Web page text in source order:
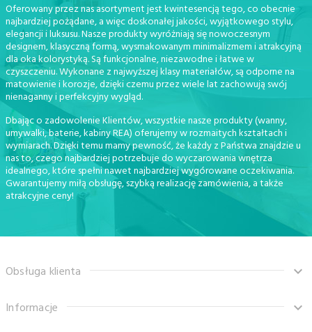
Oferowany przez nas asortyment jest kwintesencją tego, co obecnie
najbardziej pożądane, a więc doskonałej jakości, wyjątkowego stylu,
elegancji i luksusu. Nasze produkty wyróżniają się nowoczesnym
designem, klasyczną formą, wysmakowanym minimalizmem i atrakcyjną
dla oka kolorystyką. Są funkcjonalne, niezawodne i łatwe w
czyszczeniu. Wykonane z najwyższej klasy materiałów, są odporne na
matowienie i korozje, dzięki czemu przez wiele lat zachowują swój
nienaganny i perfekcyjny wygląd.
Dbając o zadowolenie Klientów, wszystkie nasze produkty (wanny,
umywalki, baterie, kabiny REA) oferujemy w rozmaitych kształtach i
wymiarach. Dzięki temu mamy pewność, że każdy z Państwa znajdzie u
nas to, czego najbardziej potrzebuje do wyczarowania wnętrza
idealnego, które spełni nawet najbardziej wygórowane oczekiwania.
Gwarantujemy miłą obsługę, szybką realizację zamówienia, a także
atrakcyjne ceny!
Obsługa klienta
Informacje